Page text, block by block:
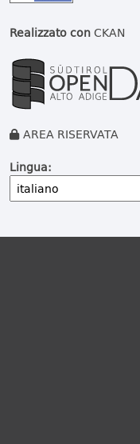
Realizzato conCKAN
AREA RISERVATA
Lingua